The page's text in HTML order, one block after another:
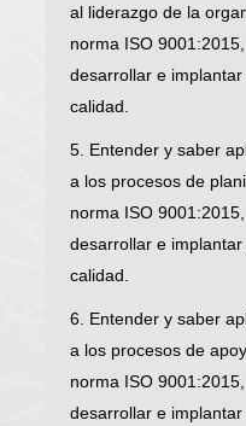
al liderazgo de la
norma ISO
desarrollar e
calidad.
5. Entender y saber
a los procesos de
norma ISO
desarrollar e
calidad.
6. Entender y saber
a los procesos de
norma ISO
desarrollar e